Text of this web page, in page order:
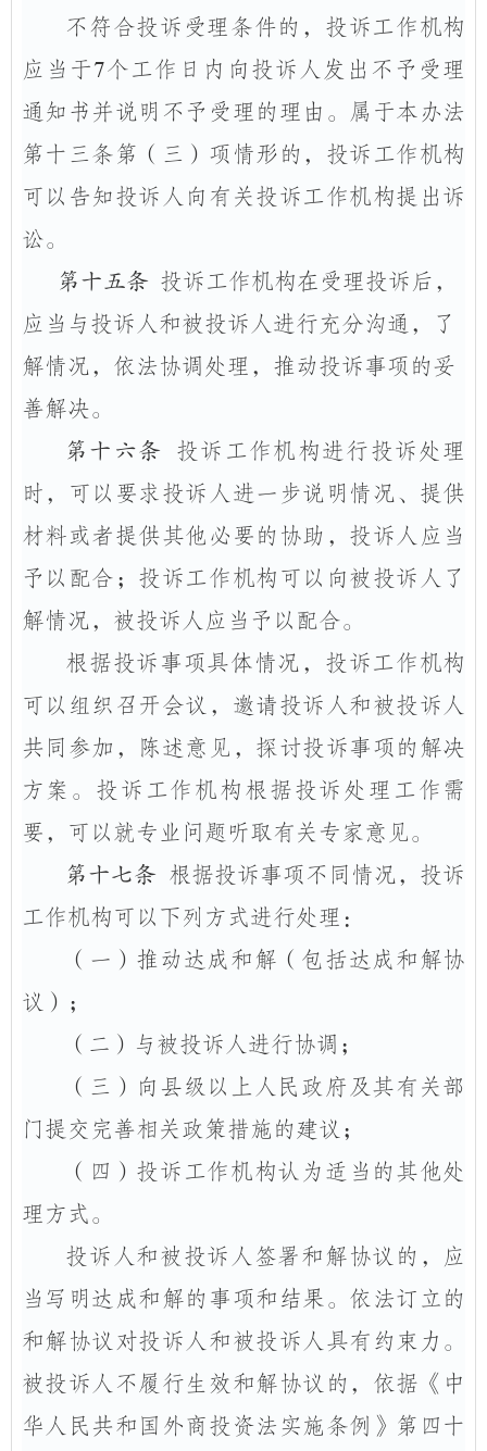
不符合投诉受理条件的，投诉工作机构
应当于7个工作日内向投诉人发出不予受理
通知书并说明不予受理的理由。属于本办法
第十三条第（三）项情形的，投诉工作机构
可以告知投诉人向有关投诉工作机构提出诉
讼。
第十五条 投诉工作机构在受理投诉后，
应当与投诉人和被投诉人进行充分沟通，了
解情况，依法协调处理，推动投诉事项的妥
善解决。
第十六条
投诉工作机构进行投诉处理
时，可以要求投诉人进一步说明情况、提供
材料或者提供其他必要的协助，投诉人应当
予以配合；投诉工作机构可以向被投诉人了
解情况，被投诉人应当予以配合。
根据投诉事项具体情况，投诉工作机构
可以组织召开会议，邀请投诉人和被投诉人
共同参加，陈述意见，探讨投诉事项的解决
方案。投诉工作机构根据投诉处理工作需
要，可以就专业问题听取有关专家意见。
第十七条 根据投诉事项不同情况，投诉
工作机构可以下列方式进行处理：
（一） 推动达成和解（包括达成和解协
议）；
（二）与被投诉人进行协调；
（三）向县级以上人民政府及其有关部
门提交完善相关政策措施的建议；
（四）投诉工作机构认为适当的其他处
理方式。
投诉人和被投诉人签署和解协议的，应
当写明达成和解的事项和结果。依法订立的
和解协议对投诉人和被投诉人具有 约束力。
被投诉人不履行生效和解协议的，依据《中
华人民共和国外商投资法实施条例》第四十